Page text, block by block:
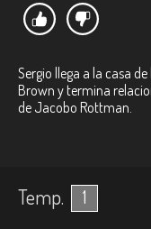
Sergio llega a la casa
Brown y termina
de Jacobo Rottman.
Temp. 1